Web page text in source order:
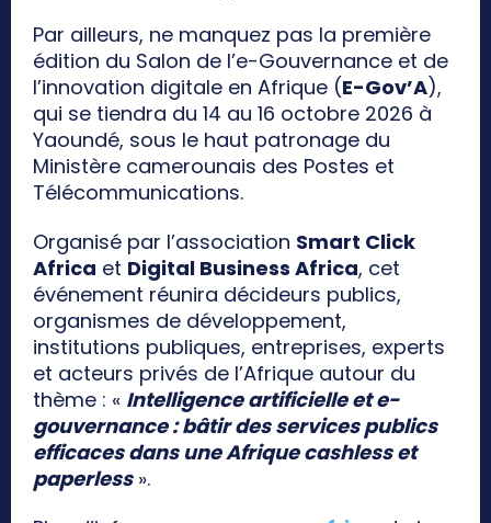
Par ailleurs, ne manquez pas la première
édition du Salon de l’e-Gouvernance et de
l’innovation digitale en Afrique (E-Gov’A),
qui se tiendra du 14 au 16 octobre 2026 à
Yaoundé, sous le haut patronage du
Ministère camerounais des Postes et
Télécommunications.
Organisé par l’association Smart Click
Africa et Digital Business Africa, cet
événement réunira décideurs publics,
organismes de développement,
institutions publiques, entreprises, experts
et acteurs privés de l’Afrique autour du
thème : « Intelligence artificielle et e-
gouvernance : bâtir des services publics
efficaces dans une Afrique cashless et
paperless».